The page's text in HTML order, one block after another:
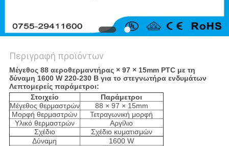
Περιγραφή προϊόντων
Μέγεθος 88 αεροθερμαντήρας × 97 × 15mm PTC με τη
δύναμη 1600 W 220-230 Β για το στεγνωτήρα ενδυμάτων
Λεπτομερείς παράμετροι:
Στοιχείο
Παράμετροι
Μέγεθος θερμαστρών
88 × 97 × 15mm
Μορφή θερμαστρών
Τετραγωνική μορφή
Υλικό θερμαστρών
Αργίλιο
Σχέδιο
Σχέδιο κυματισμών
Δύναμη
1600 W